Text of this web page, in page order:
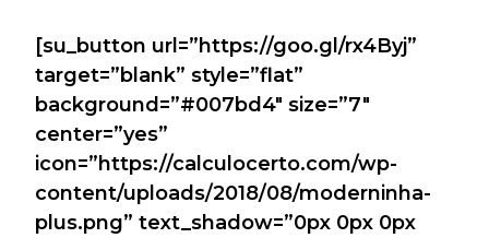
[su_button url=”https://goo.gl/rx4Byj”
target=”blank” style=”flat”
background=”#007bd4″ size=”7″
center=”yes”
icon=”https://calculocerto.com/wp-
content/uploads/2018/08/moderninha-
plus.png” text_shadow=”0px 0px 0px